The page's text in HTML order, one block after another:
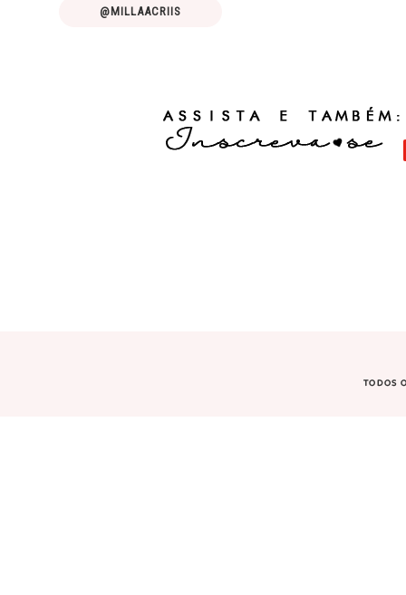
@MILLAACRIIS